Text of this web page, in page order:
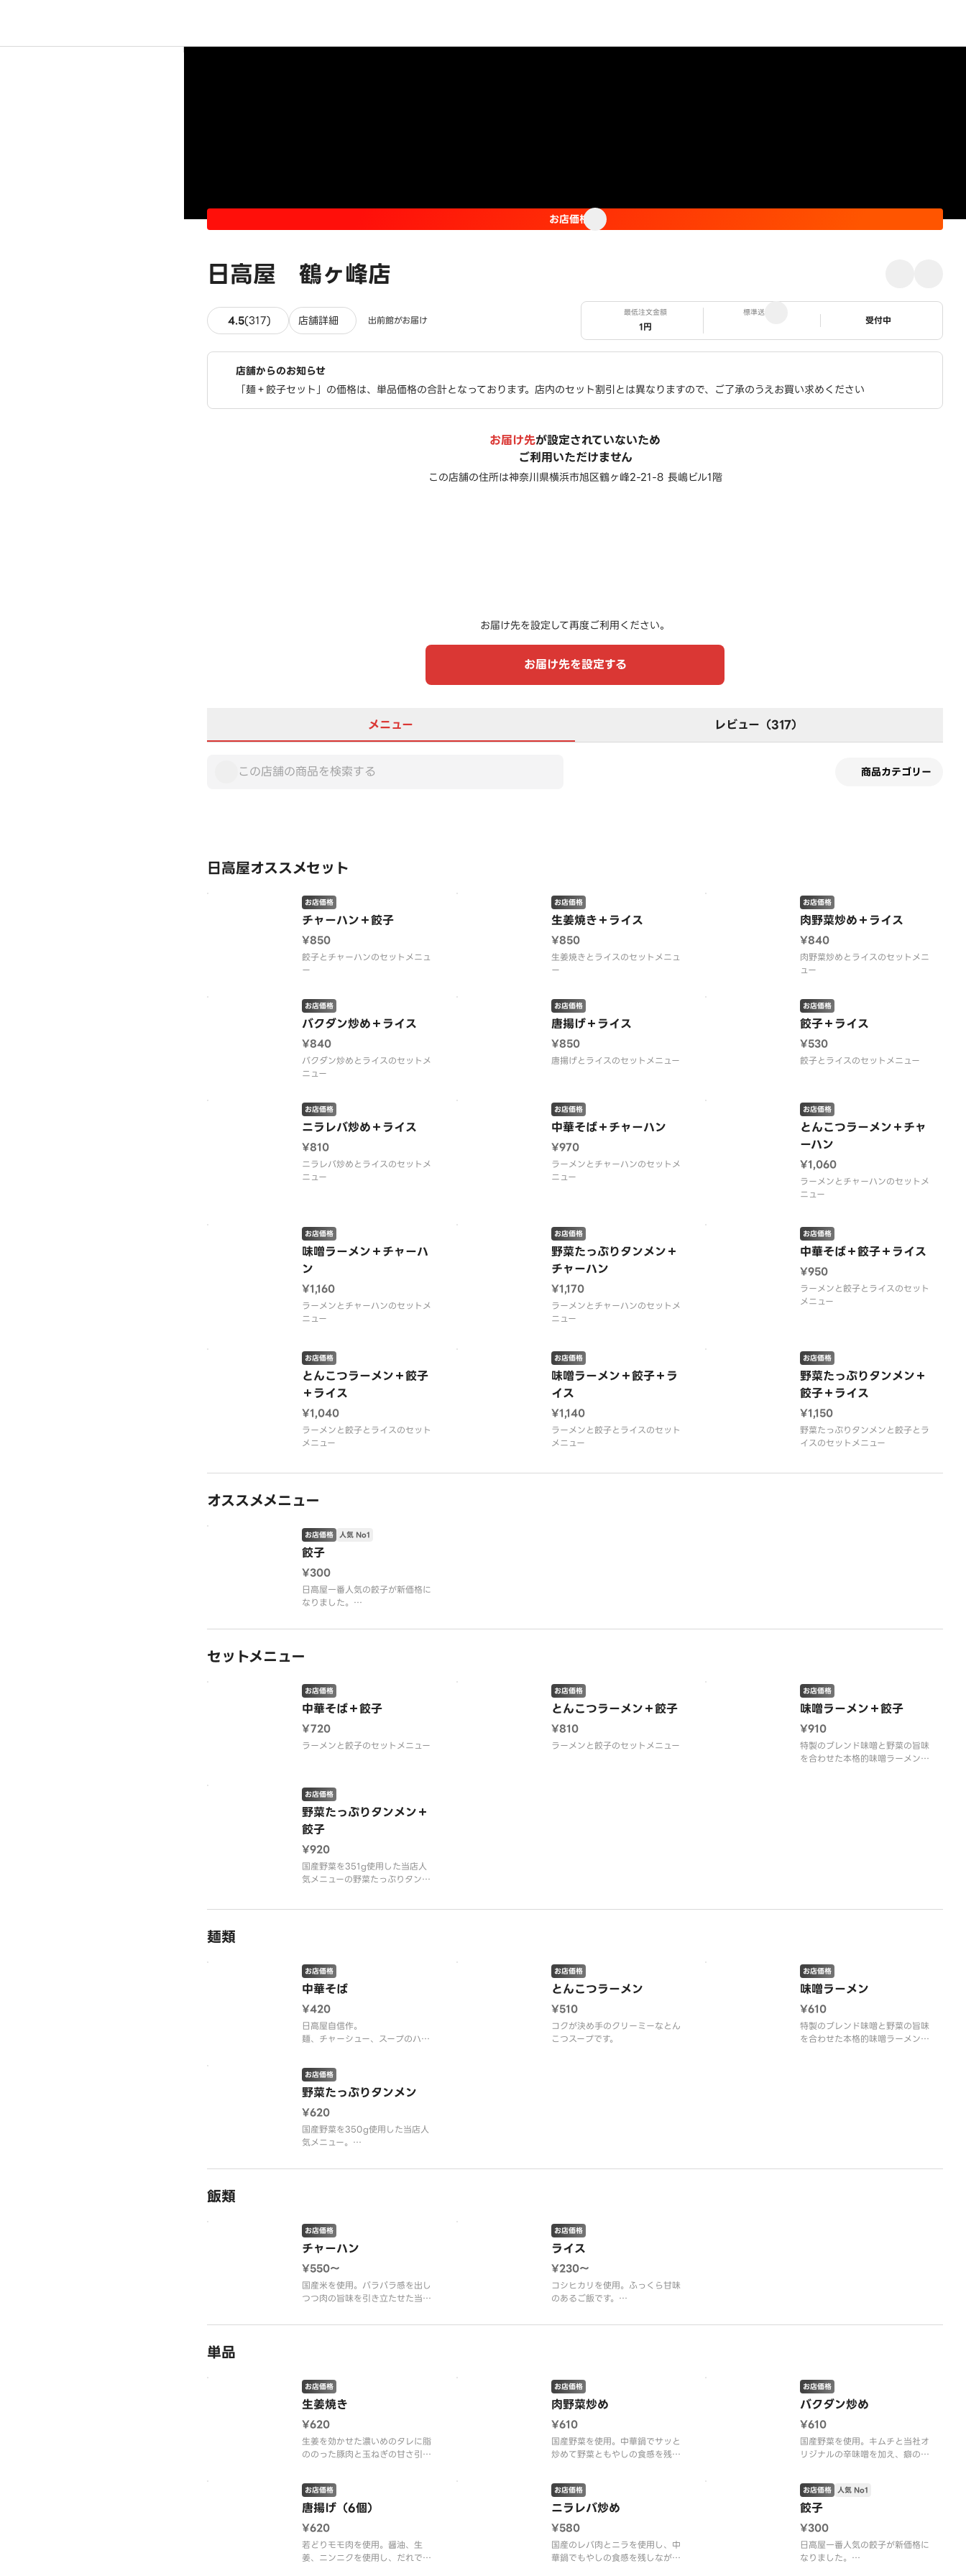
日高屋 鶴ヶ峰店
お店価格
4.5(317) 317件のレビュー
店舗詳細 出前館がお届け
最低注文金額
1円
標準送料
ステータス
受付中
店舗からのお知らせ
「麺＋餃子セット」の価格は、単品価格の合計となっております。店内のセット割引とは異なりますので、ご了承のうえお買い求めください
お届け先が設定されていないため
ご利用いただけません
この店舗の住所は神奈川県横浜市旭区鶴ヶ峰2-21-8 長嶋ビル1階
お届け先を設定して再度ご利用ください。
お届け先を設定する
メニュー レビュー（317）
商品カテゴリー
日高屋オススメセット
チャーハン＋餃子
お店価格
¥850
餃子とチャーハンのセットメニュ
ー
生姜焼き＋ライス
お店価格
¥850
生姜焼きとライスのセットメニュ
ー
肉野菜炒め＋ライス
お店価格
¥840
肉野菜炒めとライスのセットメニ
ュー
バクダン炒め＋ライス
お店価格
¥840
バクダン炒めとライスのセットメ
ニュー
唐揚げ＋ライス
お店価格
¥850
唐揚げとライスのセットメニュー
餃子＋ライス
お店価格
¥530
餃子とライスのセットメニュー
ニラレバ炒め＋ライス
お店価格
¥810
ニラレバ炒めとライスのセットメ
ニュー
中華そば＋チャーハン
お店価格
¥970
ラーメンとチャーハンのセットメ
ニュー
とんこつラーメン＋チャ
ーハン
お店価格
¥1,060
ラーメンとチャーハンのセットメ
ニュー
味噌ラーメン＋チャーハ
ン
お店価格
¥1,160
ラーメンとチャーハンのセットメ
ニュー
野菜たっぷりタンメン＋
チャーハン
お店価格
¥1,170
ラーメンとチャーハンのセットメ
ニュー
中華そば＋餃子＋ライス
お店価格
¥950
ラーメンと餃子とライスのセット
メニュー
とんこつラーメン＋餃子
＋ライス
お店価格
¥1,040
ラーメンと餃子とライスのセット
メニュー
味噌ラーメン＋餃子＋ラ
イス
お店価格
¥1,140
ラーメンと餃子とライスのセット
メニュー
野菜たっぷりタンメン＋
餃子＋ライス
お店価格
¥1,150
野菜たっぷりタンメンと餃子とラ
イスのセットメニュー
オススメメニュー
餃子
お店価格 人気 No1
¥300
日高屋一番人気の餃子が新価格に
なりました。
っしり詰めて更に美味しくなりま
セットメニュー
中華そば＋餃子
お店価格
¥720
ラーメンと餃子のセットメニュー
とんこつラーメン＋餃子
お店価格
¥810
ラーメンと餃子のセットメニュー
味噌ラーメン＋餃子
お店価格
¥910
特製のブレンド味噌と野菜の旨味
を合わせた本格的味噌ラーメン
野菜たっぷりタンメン＋
餃子
お店価格
¥920
国産野菜を351g使用した当店人
気メニューの野菜たっぷりタンメ
麺類
中華そば
お店価格
¥420
日高屋自信作。
麺、チャーシュー、スープのハー
とんこつラーメン
お店価格
¥510
コクが決め手のクリーミーなとん
こつスープです。
味噌ラーメン
お店価格
¥610
特製のブレンド味噌と野菜の旨味
を合わせた本格的味噌ラーメン。
野菜たっぷりタンメン
お店価格
¥620
国産野菜を350g使用した当店人
気メニュー。
のスープに溶け込んで美味しく仕
飯類
チャーハン
お店価格
¥550〜
国産米を使用。パラパラ感を出し
つつ肉の旨味を引き立たせた当店
※画像は普通盛りです。
ライス
お店価格
¥230〜
コシヒカリを使用。ふっくら甘味
のあるご飯です。
単品
生姜焼き
お店価格
¥620
生姜を効かせた濃いめのタレに脂
ののった豚肉と玉ねぎの甘さ引き
肉野菜炒め
お店価格
¥610
国産野菜を使用。中華鍋でサッと
炒めて野菜ともやしの食感を残し
バクダン炒め
お店価格
¥610
国産野菜を使用。キムチと当社オ
リジナルの辛味噌を加え、癖のあ
唐揚げ（6個）
お店価格
¥620
若どりモモ肉を使用。醤油、生
姜、ニンニクを使用し、だれでも
ニラレバ炒め
お店価格
¥580
国産のレバ肉とニラを使用し、中
華鍋でもやしの食感を残しながら
餃子
お店価格 人気 No1
¥300
日高屋一番人気の餃子が新価格に
なりました。